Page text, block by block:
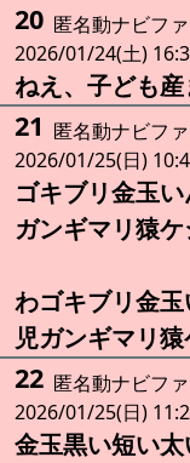
20 匿名動ナビフ
2026/01/24(土)
ねえ、子ども
21 匿名動ナビフ
2026/01/25(日)
ゴキブリ金玉
ガンギマリ猿
わゴキブリ金
児ガンギマリ
22 匿名動ナビフ
2026/01/25(日)
金玉黒い短い